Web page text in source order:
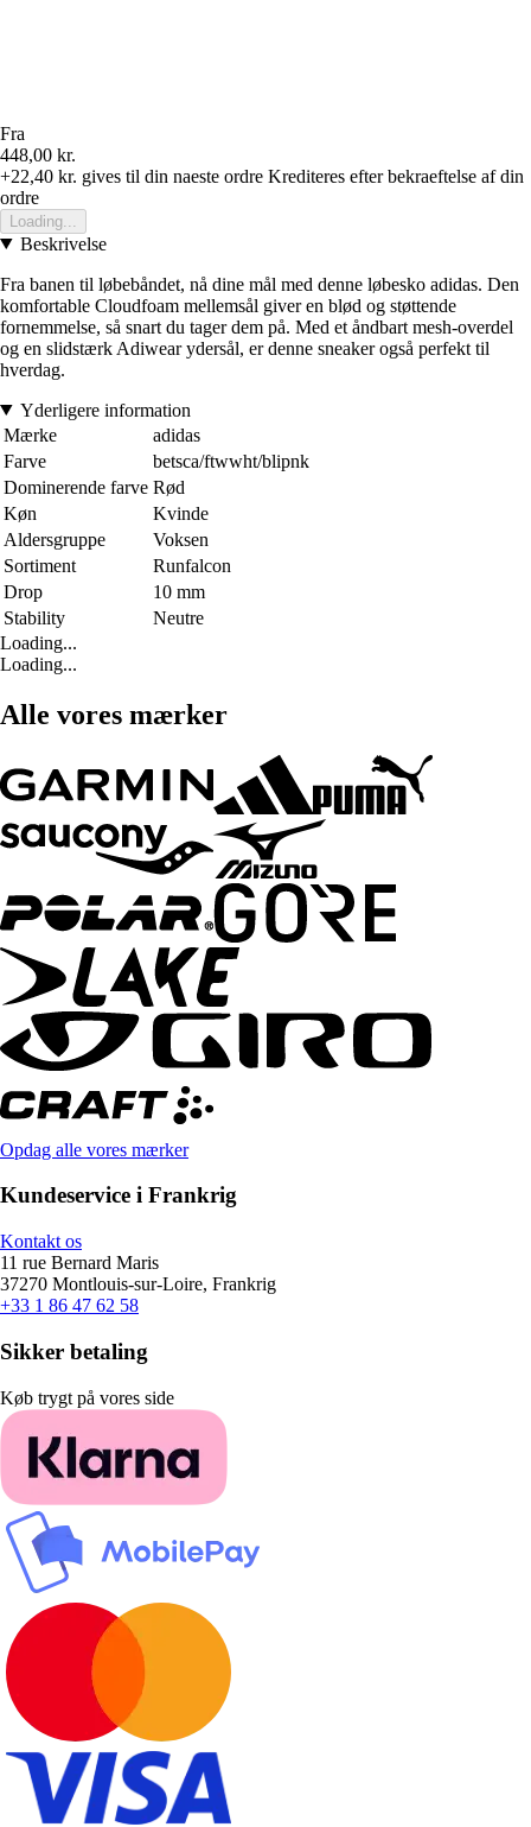
Fra
448,00 kr.
+22,40 kr. gives til din naeste ordre Krediteres efter bekraeftelse af din
ordre
Loading...
Beskrivelse
Fra banen til løbebåndet, nå dine mål med denne løbesko adidas. Den
komfortable Cloudfoam mellemsål giver en blød og støttende
fornemmelse, så snart du tager dem på. Med et åndbart mesh-overdel
og en slidstærk Adiwear ydersål, er denne sneaker også perfekt til
hverdag.
Yderligere information
Mærke
adidas
Farve
betsca/ftwwht/blipnk
Dominerende farve Rød
Køn
Kvinde
Aldersgruppe
Voksen
Sortiment
Runfalcon
Drop
10 mm
Stability
Neutre
Loading...
Loading...
Alle vores mærker
Opdag alle vores mærker
Kundeservice i Frankrig
Kontakt os
11 rue Bernard Maris
37270 Montlouis-sur-Loire, Frankrig
+33 1 86 47 62 58
Sikker betaling
Køb trygt på vores side